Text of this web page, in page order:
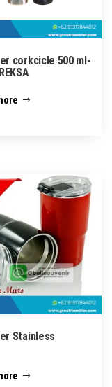
corkcicle 500 ml-
Stainless